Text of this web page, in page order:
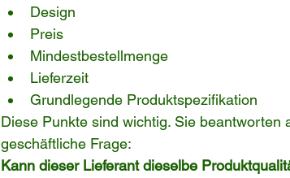
Design
Preis
Mindestbestellmenge
Lieferzeit
Grundlegende Produktspezifikation
Diese Punkte sind wichtig. Sie beantworten
geschäftliche Frage:
Kann dieser Lieferant dieselbe